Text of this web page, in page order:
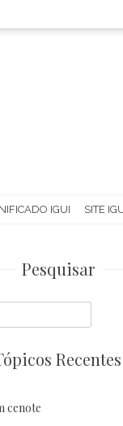
IGUI SITE
Pesquisar
Recentes
cenote